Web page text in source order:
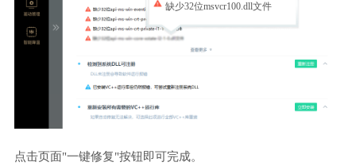
缺少32位msvcr100.dll文件
点击页面"一键修复"按钮即可完成。